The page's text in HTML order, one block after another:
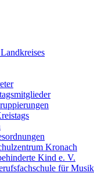
Kronach
Kind e. V.
für